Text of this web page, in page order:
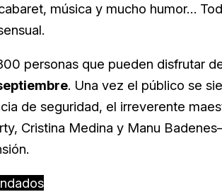
música y mucho humor…
personas que pueden disfrutar
. Una vez el público se
de seguridad, el irreverente
Cristina Medina y Manu